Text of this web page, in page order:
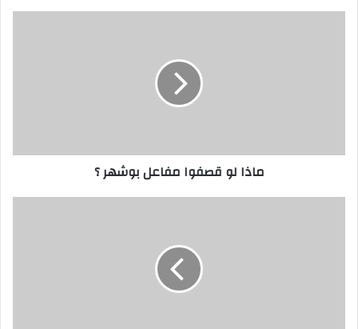
ماذا لو قصفوا مفاعل بوشهر ؟